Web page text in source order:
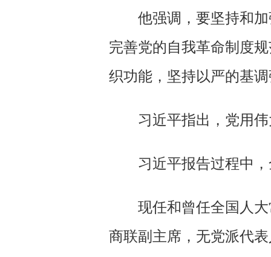
他强调，要坚持和
完善党的自我革命制度
织功能，坚持以严的基
习近平指出，党用
习近平报告过程中
现任和曾任全国人
商联副主席，无党派代